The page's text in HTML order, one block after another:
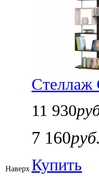
Наверх
Стеллаж
11 930
7 160руб.
Купить